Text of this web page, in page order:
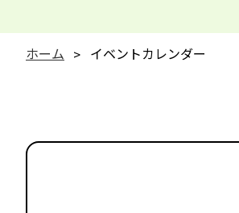
ホーム イベントカレンダー